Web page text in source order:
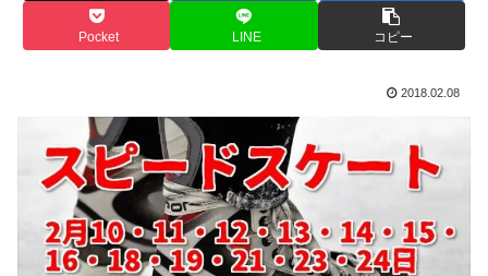
Pocket LINE コピー
2018.02.08